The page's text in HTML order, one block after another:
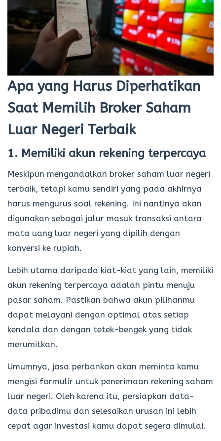
Apa yang Harus Diperhatikan
Saat Memilih Broker Saham
Luar Negeri Terbaik
1. Memiliki akun rekening terpercaya
Meskipun mengandalkan broker saham luar negeri
terbaik, tetapi kamu sendiri yang pada akhirnya
harus mengurus soal rekening. Ini nantinya akan
digunakan sebagai jalur masuk transaksi antara
mata uang luar negeri yang dipilih dengan
konversi ke rupiah.
Lebih utama daripada kiat-kiat yang lain, memiliki
akun rekening terpercaya adalah pintu menuju
pasar saham. Pastikan bahwa akun pilihanmu
dapat melayani dengan optimal atas setiap
kendala dan dengan tetek-bengek yang tidak
merumitkan.
Umumnya, jasa perbankan akan meminta kamu
mengisi formulir untuk penerimaan rekening saham
luar negeri. Oleh karena itu, persiapkan data-
data pribadimu dan selesaikan urusan ini lebih
cepat agar investasi kamu dapat segera dimulai.